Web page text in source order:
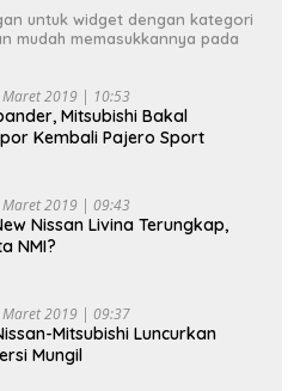
untuk widget dengan kategori
mudah memasukkannya pada
Maret 2019 | 10:53
Mitsubishi Bakal
Kembali Pajero Sport
Maret 2019 | 09:43
Nissan Livina Terungkap,
NMI?
Maret 2019 | 09:37
Mitsubishi Luncurkan
Mungil